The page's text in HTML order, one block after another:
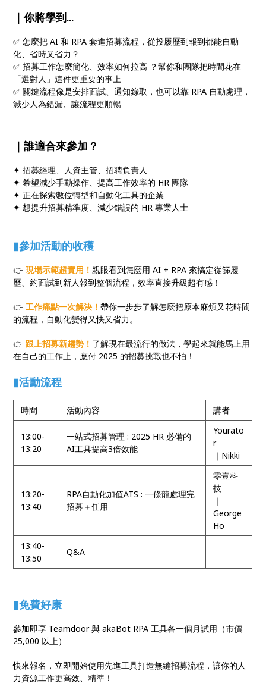
｜你將學到...
✅ 怎麼把 AI 和 RPA 套進招募流程，從投履歷到報到都能自動
化、省時又省力？
✅ 招募工作怎麼簡化、效率如何拉高 ？幫你和團隊把時間花在
「選對人」這件更重要的事上
✅ 關鍵流程像是安排面試、通知錄取，也可以靠 RPA 自動處理，
減少人為錯漏、讓流程更順暢
｜誰適合來參加？
✦ 招募經理、人資主管、招聘負責人
✦ 希望減少手動操作、提高工作效率的 HR 團隊
✦ 正在探索數位轉型和自動化工具的企業
✦ 想提升招募精準度、減少錯誤的 HR 專業人士
▮參加活動的收穫
👉現場示範超實用！親眼看到怎麼用 AI + RPA 來搞定從篩履
歷、約面試到新人報到整個流程，效率直接升級超有感！
👉工作痛點一次解決！帶你一步步了解怎麼把原本麻煩又花時間
的流程，自動化變得又快又省力。
👉 跟上招募新趨勢！ 了解現在最流行的做法，學起來就能馬上用
在自己的工作上，應付 2025 的招募挑戰也不怕！
▮活動流程
時間 活動內容 講者
13:00-
13:20
一站式招募管理 : 2025 HR 必備的
AI工具提高3倍效能
Yourato
r
｜Nikki
13:20-
13:40
RPA自動化加值ATS : 一條龍處理完
招募＋任用
零壹科
技
｜
George
Ho
13:40-
13:50
Q&A
▮免費好康
參加即享 Teamdoor 與 akaBot RPA 工具各一個月試用（市價
25,000 以上）
快來報名，立即開始使用先進工具打造無縫招募流程，讓你的人
力資源工作更高效、精準！